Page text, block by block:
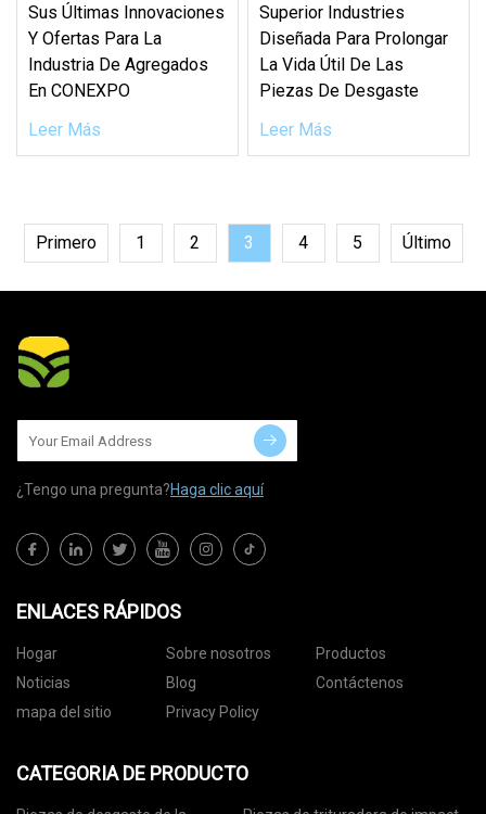
Sus Últimas Innovaciones
Y Ofertas Para La
Industria De Agregados
En CONEXPO
Leer Más
Superior Industries
Diseñada Para Prolongar
La Vida Útil De Las
Piezas De Desgaste
Leer Más
Primero 1 2 3 4 5 Último
¿Tengo una pregunta?Haga clic aquí
ENLACES RÁPIDOS
Hogar Sobre nosotros
Productos
Noticias
Blog
Contáctenos
mapa del sitio
Privacy Policy
CATEGORIA DE PRODUCTO